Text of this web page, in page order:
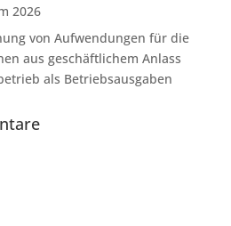
2026
von Aufwendungen für die
aus geschäftlichem Anlass
als Betriebsausgaben